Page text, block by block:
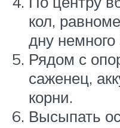
кол,
дну
Рядом с
саженец,
корни.
Высыпать